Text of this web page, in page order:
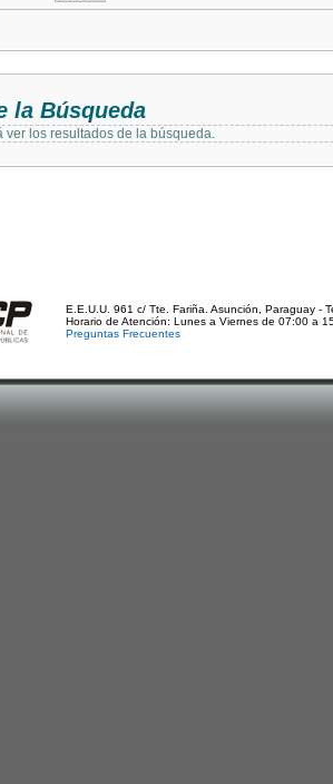
la Búsqueda
ver los resultados de la búsqueda.
E.E.U.U. 961 c/ Tte. Fariña. Asunción, Paraguay -
Horario de Atención: Lunes a Viernes de 07:00 a
Preguntas Frecuentes